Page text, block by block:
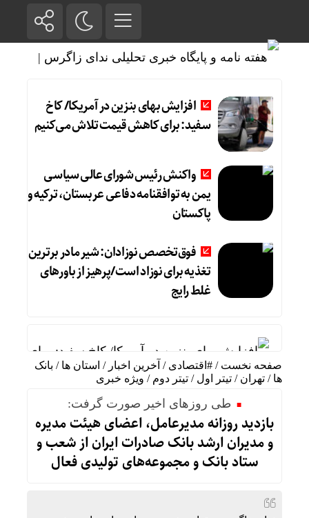
افزایش بهای بنزین در آمریکا/ کاخ
سفید: برای کاهش قیمت تلاش می‌کنیم
واکنش رئیس شورای عالی سیاسی
یمن به توافقنامه دفاعی عربستان، ترکیه و
پاکستان
فوق‌تخصص نوزادان: شیر مادر برترین
تغذیه برای نوزاد است/پرهیز از باورهای
غلط رایج
افزایش بهای بنزین در آمریکا/ کاخ سفید: برای
واکنش رئیس شورای عالی سیاسی یمن به
فوق‌تخصص نوزادان: شیر مادر برترین تغذیه برای
خطیب نماز جمعه تهران:در «جنگ اخیر» شکست
عملیات نصر ۲ چه تاثیری در معادلات جنگ داشت؟ *سعدالله زارعی
صفحه نخست / #اقتصادی / آخرین اخبار / استان ها / بانک
ها / تهران / تیتر اول / تیتر دوم / ویژه خبری
طی روزهای اخیر صورت گرفت:
بازدید روزانه مدیرعامل، اعضای هیئت مدیره
و مدیران ارشد بانک صادرات ایران از شعب و
ستاد بانک و مجموعه‌های تولیدی فعال